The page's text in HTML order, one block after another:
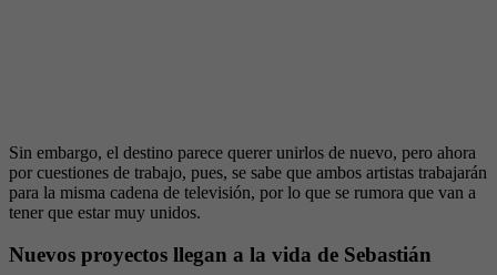
Sin embargo, el destino parece querer unirlos de nuevo, pero ahora
por cuestiones de trabajo, pues, se sabe que ambos artistas trabajarán
para la misma cadena de televisión, por lo que se rumora que van a
tener que estar muy unidos.
Nuevos proyectos llegan a la vida de Sebastián